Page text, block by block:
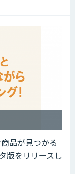
品が見つかる
版をリリースし